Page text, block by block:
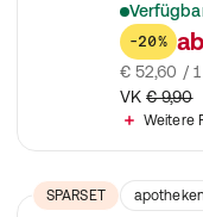
Fluoridfreie
-20% ab
€ 52,60 /
VK € 9,90
Weitere
SPARSET